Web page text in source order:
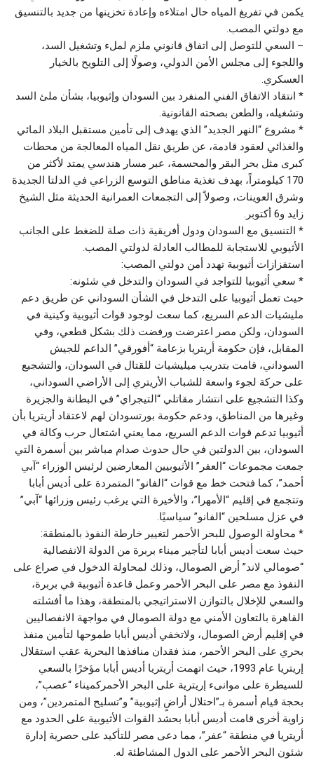
يكمن في تفريغ المياه حال امتلاءه وإعادة تخزينها من جديد بالتنسيق
مع دولتي المصب.
– السعي للتوصل إلى اتفاق قانوني ملزم لملء وتشغيل السد،
واللجوء إلى مجلس الأمن الدولي، وصولًا إلى التلويح بالخيار
العسكري.
* انتقاد الاتفاق الفني المنفرد بين السودان وإثيوبيا، بشأن ملئ السد
وتشغيله، والطعن بصحته القانونية.
* مشروع “النهر الجديد” الذي يهدف إلى تأمين مستقبل البلاد المائي
والغذائي لعقود قادمة، عن طريق نقل المياه المعالجة من محطات
كبرى مثل بحر البقر والمحسمة، عبر مسار هندسي يمتد لأكثر من
170 كيلومتراً، بهدف تغذية مناطق التوسع الزراعي في الدلتا الجديدة
وشرق العوينات، وصولاً إلى التجمعات العمرانية الحديثة مثل الشيخ
زايد و6 أكتوبر.
* التنسيق مع السودان ودول أفريقية ذات صلة للضغط على الجانب
الأثيوبي للاستجابة للمطالب العادلة لدولتي المصب.
استفزازات أثيوبية تهدد أمن دولتي المصب:
* سعي أثيوبيا للتواجد في السودان والتدخل في شئونه:
حيث تعمل أثيوبيا على التدخل في الشأن السوداني عن طريق دعم
مليشيات الدعم السريع، كما سعت لوجود قوات أثيوبية وكينية في
السودان، ولكن مصر اعترضت ورفضت ذلك بشكل قطعي، وفي
المقابل، فإن حكومة أريتريا بزعامة “أفورقي” الداعم للجيش
السوداني، قامت بتدريب ميليشيات للقتال في السودان، والتشجيع
على حركة لجوء واسعة للشباب الأريتري إلى الأراضي السوداني،
وكذا التشجيع على انتشار مقاتلي “التيجراي” في البطانة والجزيرة
وغيرها من المناطق، ودعم حكومة بورتسودان لهم لاعتقاد أريتريا بأن
أثيوبيا تدعم قوات الدعم السريع، مما يعني اشتعال حرب وكالة في
السودان، بين الدولتين في حال حدوث صدام مباشر بين أسمرة التي
جمعت مجموعات “العفر” الأثيوبيين المعارضين لرئيس الوزراء “آبي
أحمد”، كما فتحت خط مع قوات “الفانو” المتمردة على أديس أبابا
وتتجمع في إقليم “الأمهرا”، والأخيرة التي يرغب رئيس وزرائها “آبي”
في عزل مسلحين “الفانو” سياسيًا.
* محاولة الوصول للبحر الأحمر لتغيير خارطة النفوذ بالمنطقة:
حيث سعت أديس أبابا لتأجير ميناء بربرة من الدولة الانفصالية
“صومالي لاند” أرض الصومال، وذلك لمحاولة الدخول في صراع على
النفوذ مع مصر على البحر الأحمر وعمل قاعدة أثيوبية في بربرة،
والسعي للإخلال بالتوازن الاستراتيجي بالمنطقة، وهذا ما أفشلته
القاهرة بالتعاون الأمني مع دولة الصومال في مواجهة الانفصاليين
في إقليم أرض الصومال، ولاتخفي أديس أبابا طموحها لتأمين منفذ
بحري على البحر الأحمر، منذ فقدان منافذها البحرية عقب استقلال
إريتريا عام 1993، حيث اتهمت أريتريا أديس أبابا مؤخرًا بالسعي
للسيطرة على موانىء إريترية على البحر الأحمركميناء “عصب”،
بحجة قيام أسمرة بـ”احتلال أراضٍ إثيوبية” و”تسليح المتمردين”، ومن
زاوية أخرى قامت أديس أبابا بحشد القوات الأثيوبية على الحدود مع
أريتريا في منطقة “عفر”، مما دعى مصر للتأكيد على حصرية إدارة
شئون البحر الأحمر على الدول المشاطئة له.